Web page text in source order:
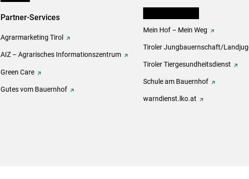
Partner-Services
Agrarmarketing Tirol
AIZ – Agrarisches Informationszentrum
Green Care
Gutes vom Bauernhof
Mein Hof – Mein Weg
Tiroler Jungbauernschaft/
Tiroler Tiergesundheitsdienst
Schule am Bauernhof
warndienst.lko.at